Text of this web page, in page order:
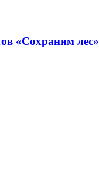
«Сохраним лес»